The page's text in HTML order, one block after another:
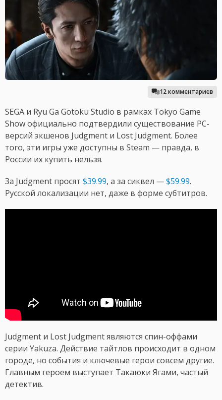
12 комментариев
SEGA и Ryu Ga Gotoku Studio в рамках Tokyo Game
Show официально подтвердили существование PC-
версий экшенов Judgment и Lost Judgment. Более
того, эти игры уже доступны в Steam — правда, в
России их купить нельзя.
За Judgment просят $39.99, а за сиквел —$59.99.
Русской локализации нет, даже в форме субтитров.
Judgment и Lost Judgment являются спин-оффами
серии Yakuza. Действие тайтлов происходит в одном
городе, но события и ключевые герои совсем другие.
Главным героем выступает Такаюки Ягами, частый
детектив.